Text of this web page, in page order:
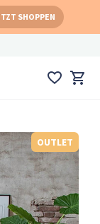
SHOPPEN
OUTLET